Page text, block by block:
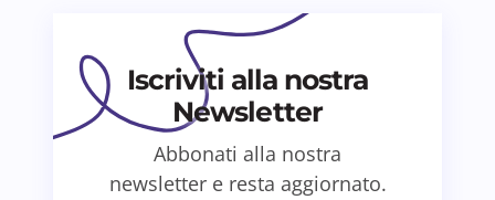
Salva il mio nome e email in questo browser
Iscriviti alla nostra
Newsletter
Abbonati alla nostra
newsletter e resta aggiornato.